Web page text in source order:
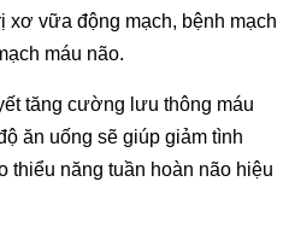
xơ vữa động mạch, bệnh mạch
máu não.
tăng cường lưu thông máu
ăn uống sẽ giúp giảm tình
thiểu năng tuần hoàn não hiệu